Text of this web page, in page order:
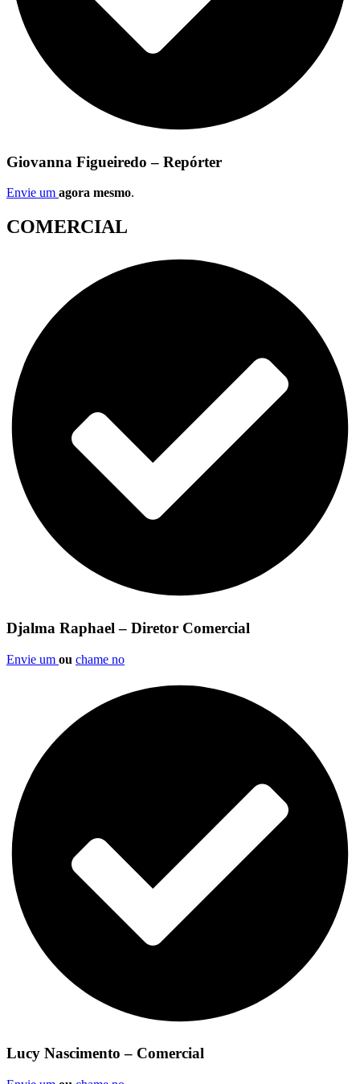
Giovanna Figueiredo – Repórter
Envie um agora mesmo.
COMERCIAL
Djalma Raphael – Diretor Comercial
Envie um ou chame no
Lucy Nascimento – Comercial